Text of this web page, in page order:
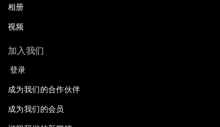
相册
视频
加入我们
登录
成为我们的合作伙伴
成为我们的会员